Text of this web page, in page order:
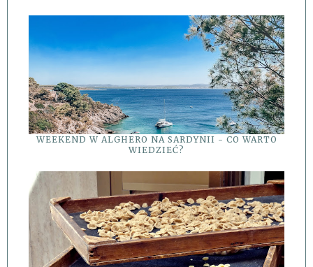
WEEKEND W ALGHERO NA SARDYNII - CO WARTO
WIEDZIEĆ?